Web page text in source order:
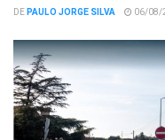
DEPAULO JORGE SILVA 06/08/